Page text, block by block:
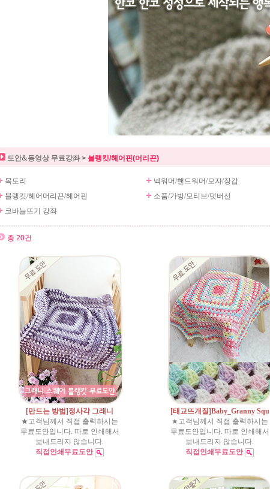
도안&동영상 무료강좌 > 블랭킷/헤어핀(머리끈)
목도리 넥워머/핸드워머/모자/장갑
블랭킷/헤어머리끈/헤어핀
소품/가방/모티브/덧버선
코바늘뜨기 강좌
총 20건
[만드는 방법]정사각 그래니
★고객님께서 직접 출력하시는
무료도안입니다. 따로 인쇄해서
보내드리지 않습니다.
직접인쇄무료도안
[태교뜨개질]Baby_Granny Squ
★고객님께서 직접 출력하시는
무료도안입니다. 따로 인쇄해서
보내드리지 않습니다.
직접인쇄무료도안